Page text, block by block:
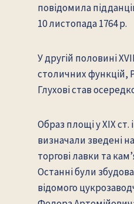
повідомила
10 листопада 1764 р.
У другій половині
столичних функцій,
Глухові став
Образ площі у XIX ст.
визначали зведені
торгові лавки та
Останні були
відомого